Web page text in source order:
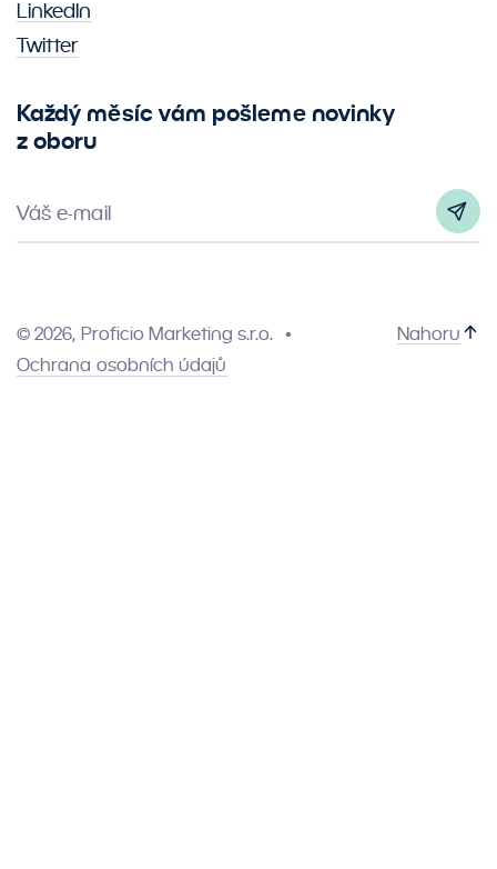
LinkedIn
Twitter
Každý měsíc vám pošleme novinky
z oboru
Váš e-mail
© 2026, Proficio Marketing s.r.o.
Ochrana osobních údajů
Nahoru